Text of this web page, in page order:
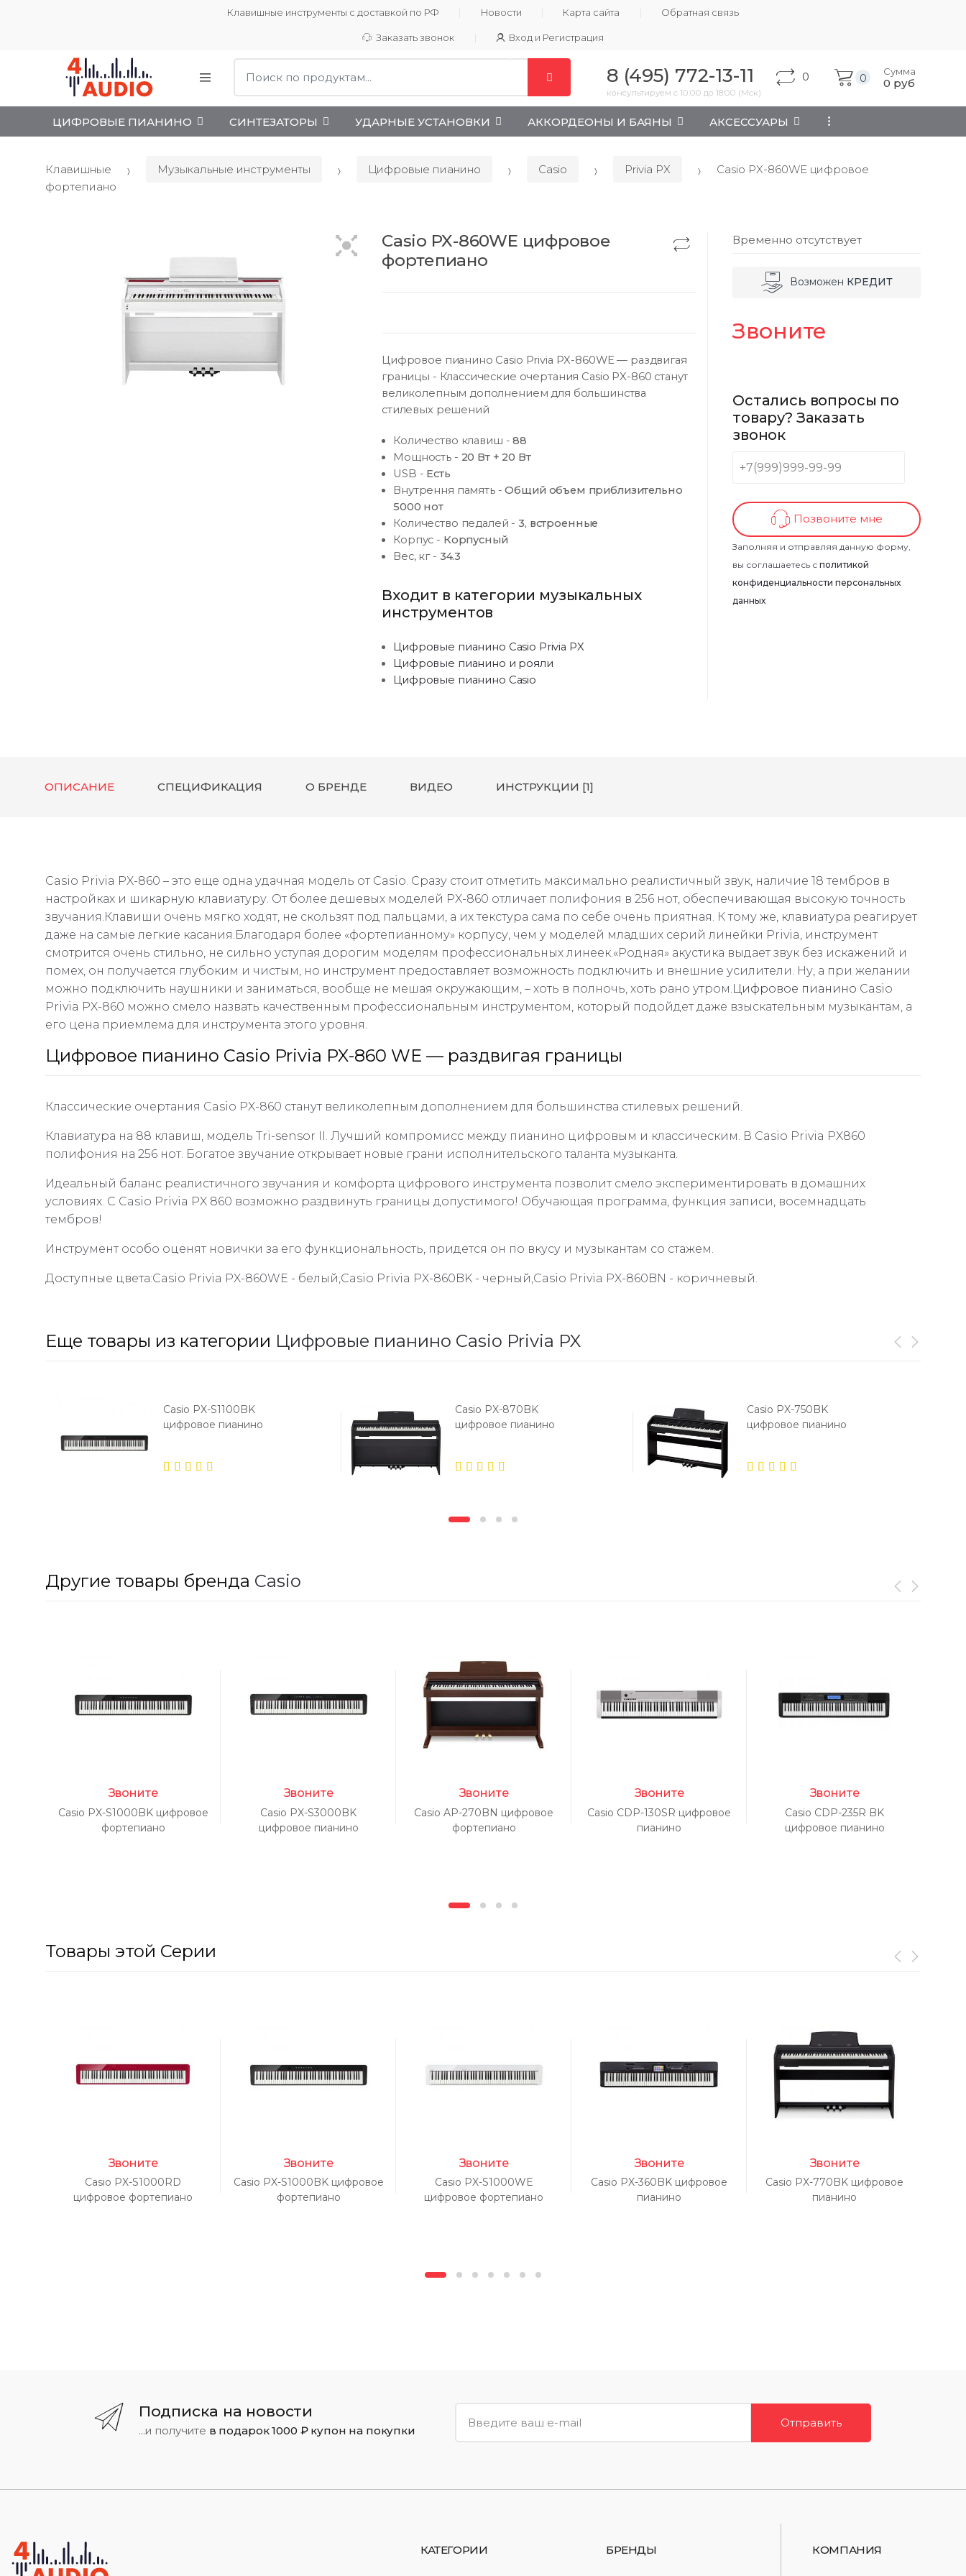
Клавишные инструменты с доставкой по РФ Новости Карта сайта Обратная связь
Заказать звонок Вход и Регистрация
8 (495) 772-13-11
консультируем с 10:00 до 18:00 (Мск)
0 0
Сумма
0 руб
ЦИФРОВЫЕ ПИАНИНО СИНТЕЗАТОРЫ УДАРНЫЕ УСТАНОВКИ АККОРДЕОНЫ И БАЯНЫ АКСЕССУАРЫ ...
Клавишные Музыкальные инструменты Цифровые пианино Casio Privia PX
Casio PX-860WE цифровое
фортепиано
Casio PX-860WE цифровое
фортепиано
Цифровое пианино Casio Privia PX-860WE — раздвигая
границы - Классические очертания Casio PX-860 станут
великолепным дополнением для большинства
стилевых решений
Количество клавиш -88
Мощность - 20 Вт + 20 Вт
USB - Есть
Внутрення память -Общий объем приблизительно
5000 нот
Количество педалей -3, встроенные
Корпус - Корпусный
Вес, кг - 34.3
Входит в категории музыкальных
инструментов
Цифровые пианино Casio Privia PX
Цифровые пианино и рояли
Цифровые пианино Casio
Временно отсутствует
Возможен КРЕДИТ
Звоните
Остались вопросы по
товару? Заказать
звонок
Позвоните мне
Заполняя и отправляя данную форму,
вы соглашаетесь с политикой
конфиденциальности персональных
данных
ОПИСАНИЕ СПЕЦИФИКАЦИЯ О БРЕНДЕ ВИДЕО ИНСТРУКЦИИ [1]
Casio Privia PX-860 – это еще одна удачная модель от Casio. Сразу стоит отметить максимально реалистичный звук, наличие 18 тембров в
настройках и шикарную клавиатуру. От более дешевых моделей PX-860 отличает полифония в 256 нот, обеспечивающая высокую точность
звучания.Клавиши очень мягко ходят, не скользят под пальцами, а их текстура сама по себе очень приятная. К тому же, клавиатура реагирует
даже на самые легкие касания.Благодаря более «фортепианному» корпусу, чем у моделей младших серий линейки Privia, инструмент
смотрится очень стильно, не сильно уступая дорогим моделям профессиональных линеек.«Родная» акустика выдает звук без искажений и
помех, он получается глубоким и чистым, но инструмент предоставляет возможность подключить и внешние усилители. Ну, а при желании
можно подключить наушники и заниматься, вообще не мешая окружающим, – хоть в полночь, хоть рано утром.Цифровое пианино Casio
Privia PX-860 можно смело назвать качественным профессиональным инструментом, который подойдет даже взыскательным музыкантам, а
его цена приемлема для инструмента этого уровня.
Цифровое пианино Casio Privia PX-860 WE — раздвигая границы
Классические очертания Casio PX-860 станут великолепным дополнением для большинства стилевых решений.
Клавиатура на 88 клавиш, модель Tri-sensor II. Лучший компромисс между пианино цифровым и классическим. В Casio Privia PX860
полифония на 256 нот. Богатое звучание открывает новые грани исполнительского таланта музыканта.
Идеальный баланс реалистичного звучания и комфорта цифрового инструмента позволит смело экспериментировать в домашних
условиях. С Casio Privia PX 860 возможно раздвинуть границы допустимого! Обучающая программа, функция записи, восемнадцать
тембров!
Инструмент особо оценят новички за его функциональность, придется он по вкусу и музыкантам со стажем.
Доступные цвета:Casio Privia PX-860WE - белый,Casio Privia PX-860BK - черный,Casio Privia PX-860BN - коричневый.
Еще товары из категории Цифровые пианино Casio Privia PX
Casio PX-S1100BK
цифровое пианино
Casio PX-870BK
цифровое пианино
Casio PX-750BK
цифровое пианино
Другие товары бренда Casio
Звоните
Casio PX-S1000BK цифровое
фортепиано
Звоните
Casio PX-S3000BK
цифровое пианино
Звоните
Casio AP-270BN цифровое
фортепиано
Звоните
Casio CDP-130SR цифровое
пианино
Звоните
Casio CDP-235R BK
цифровое пианино
Товары этой Серии
Звоните
Casio PX-S1000RD
цифровое фортепиано
Звоните
Casio PX-S1000BK цифровое
фортепиано
Звоните
Casio PX-S1000WE
цифровое фортепиано
Звоните
Casio PX-360BK цифровое
пианино
Звоните
Casio PX-770BK цифровое
пианино
Подписка на новости
...и получите в подарок 1000 ₽ купон на покупки
Отправить
КАТЕГОРИИ БРЕНДЫ КОМПАНИЯ